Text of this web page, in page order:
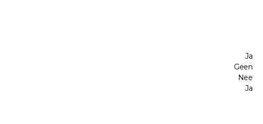
Ja
Geen
Nee
Ja